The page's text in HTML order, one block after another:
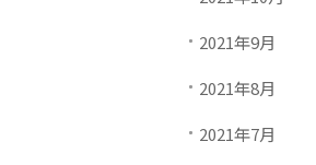
2021年9月
2021年8月
2021年7月